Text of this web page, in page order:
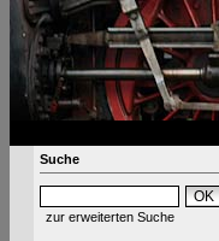
Suche
zur erweiterten Suche